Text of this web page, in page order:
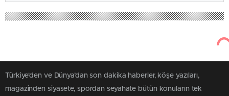
Türkiye'den ve Dünya’dan son dakika haberler, köşe yazıları,
magazinden siyasete, spordan seyahate bütün konuların tek